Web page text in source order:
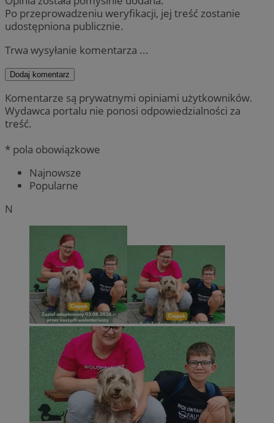
Po przeprowadzeniu weryfikacji, jej treść zostanie
udostępniona publicznie.
Trwa wysyłanie komentarza ...
Dodaj komentarz
Komentarze są prywatnymi opiniami użytkowników.
Wydawca portalu nie ponosi odpowiedzialności za
treść.
* pola obowiązkowe
Najnowsze
Popularne
N